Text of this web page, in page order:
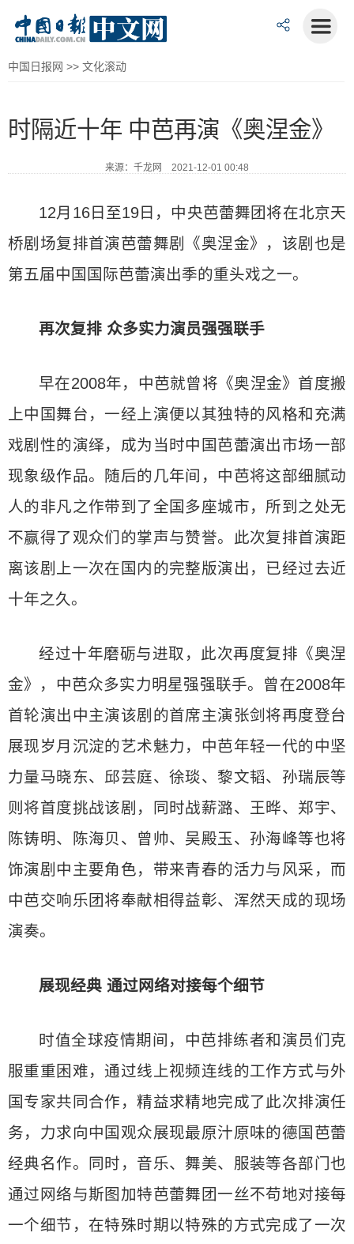
中国日报网 >> 文化滚动
时隔近十年 中芭再演《奥涅金》
来源：千龙网 2021-12-01 00:48
12月16日至19日，中央芭蕾舞团将在北京天
桥剧场复排首演芭蕾舞剧《奥涅金》，该剧也是
第五届中国国际芭蕾演出季的重头戏之一。
再次复排 众多实力演员强强联手
早在2008年，中芭就曾将《奥涅金》首度搬
上中国舞台，一经上演便以其独特的风格和充满
戏剧性的演绎，成为当时中国芭蕾演出市场一部
现象级作品。随后的几年间，中芭将这部细腻动
人的非凡之作带到了全国多座城市，所到之处无
不赢得了观众们的掌声与赞誉。此次复排首演距
离该剧上一次在国内的完整版演出，已经过去近
十年之久。
经过十年磨砺与进取，此次再度复排《奥涅
金》，中芭众多实力明星强强联手。曾在2008年
首轮演出中主演该剧的首席主演张剑将再度登台
展现岁月沉淀的艺术魅力，中芭年轻一代的中坚
力量马晓东、邱芸庭、徐琰、黎文韬、孙瑞辰等
则将首度挑战该剧，同时战薪潞、王晔、郑宇、
陈铸明、陈海贝、曾帅、吴殿玉、孙海峰等也将
饰演剧中主要角色，带来青春的活力与风采，而
中芭交响乐团将奉献相得益彰、浑然天成的现场
演奏。
展现经典 通过网络对接每个细节
时值全球疫情期间，中芭排练者和演员们克
服重重困难，通过线上视频连线的工作方式与外
国专家共同合作，精益求精地完成了此次排演任
务，力求向中国观众展现最原汁原味的德国芭蕾
经典名作。同时，音乐、舞美、服装等各部门也
通过网络与斯图加特芭蕾舞团一丝不苟地对接每
一个细节，在特殊时期以特殊的方式完成了一次